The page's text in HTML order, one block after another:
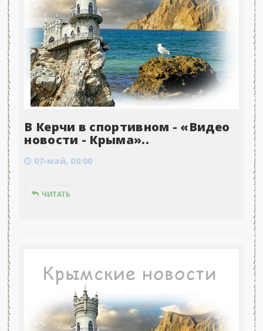
В Керчи в спортивном - «Видео
новости - Крыма»..
07-май, 00:00
ЧИТАТЬ